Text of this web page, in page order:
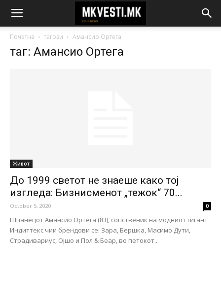
Почетна тагови Амансио Ортега
таг: Амансио Ортега
Живот
До 1999 светот не знаеше како тој
изгледа: Бизнисменот „тежок“ 70...
October 5, 2020 0
Шпанецот Амансио Ортега (83), сопственик на модниот гигант
Индиттекс чии брендови се: Зара, Бершка, Масимо Дути,
Страдивариус, Ојшо и Пол & Беар, во петокот...